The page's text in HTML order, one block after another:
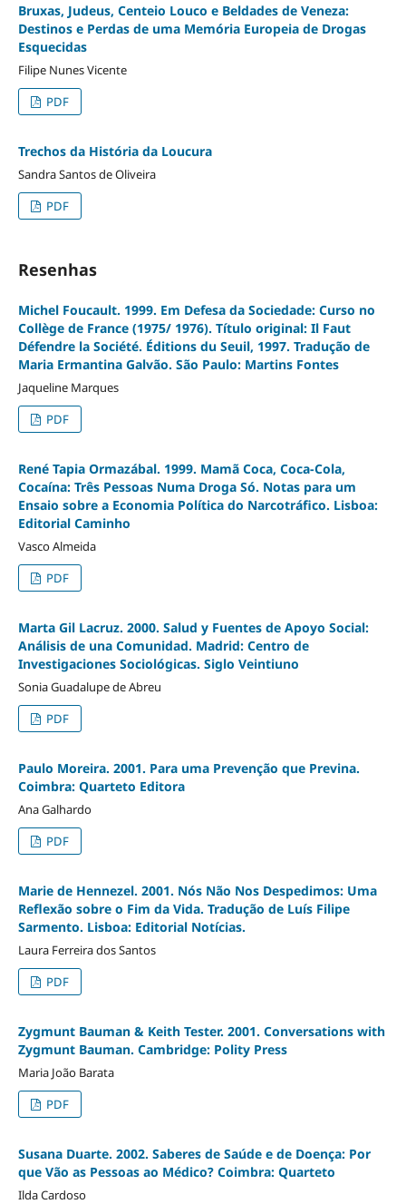
Bruxas, Judeus, Centeio Louco e Beldades de Veneza:
Destinos e Perdas de uma Memória Europeia de Drogas
Esquecidas
Filipe Nunes Vicente
PDF
Trechos da História da Loucura
Sandra Santos de Oliveira
PDF
Resenhas
Michel Foucault. 1999. Em Defesa da Sociedade: Curso no
Collège de France (1975/ 1976). Título original: Il Faut
Défendre la Société. Éditions du Seuil, 1997. Tradução de
Maria Ermantina Galvão. São Paulo: Martins Fontes
Jaqueline Marques
PDF
René Tapia Ormazábal. 1999. Mamã Coca, Coca-Cola,
Cocaína: Três Pessoas Numa Droga Só. Notas para um
Ensaio sobre a Economia Política do Narcotráfico. Lisboa:
Editorial Caminho
Vasco Almeida
PDF
Marta Gil Lacruz. 2000. Salud y Fuentes de Apoyo Social:
Análisis de una Comunidad. Madrid: Centro de
Investigaciones Sociológicas. Siglo Veintiuno
Sonia Guadalupe de Abreu
PDF
Paulo Moreira. 2001. Para uma Prevenção que Previna.
Coimbra: Quarteto Editora
Ana Galhardo
PDF
Marie de Hennezel. 2001. Nós Não Nos Despedimos: Uma
Reflexão sobre o Fim da Vida. Tradução de Luís Filipe
Sarmento. Lisboa: Editorial Notícias.
Laura Ferreira dos Santos
PDF
Zygmunt Bauman & Keith Tester. 2001. Conversations with
Zygmunt Bauman. Cambridge: Polity Press
Maria João Barata
PDF
Susana Duarte. 2002. Saberes de Saúde e de Doença: Por
que Vão as Pessoas ao Médico? Coimbra: Quarteto
Ilda Cardoso